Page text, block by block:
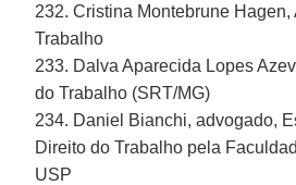
232. Cristina Montebrune
Trabalho
233. Dalva Aparecida Lopes
do Trabalho (SRT/MG)
234. Daniel Bianchi, advogado,
Direito do Trabalho pela
USP